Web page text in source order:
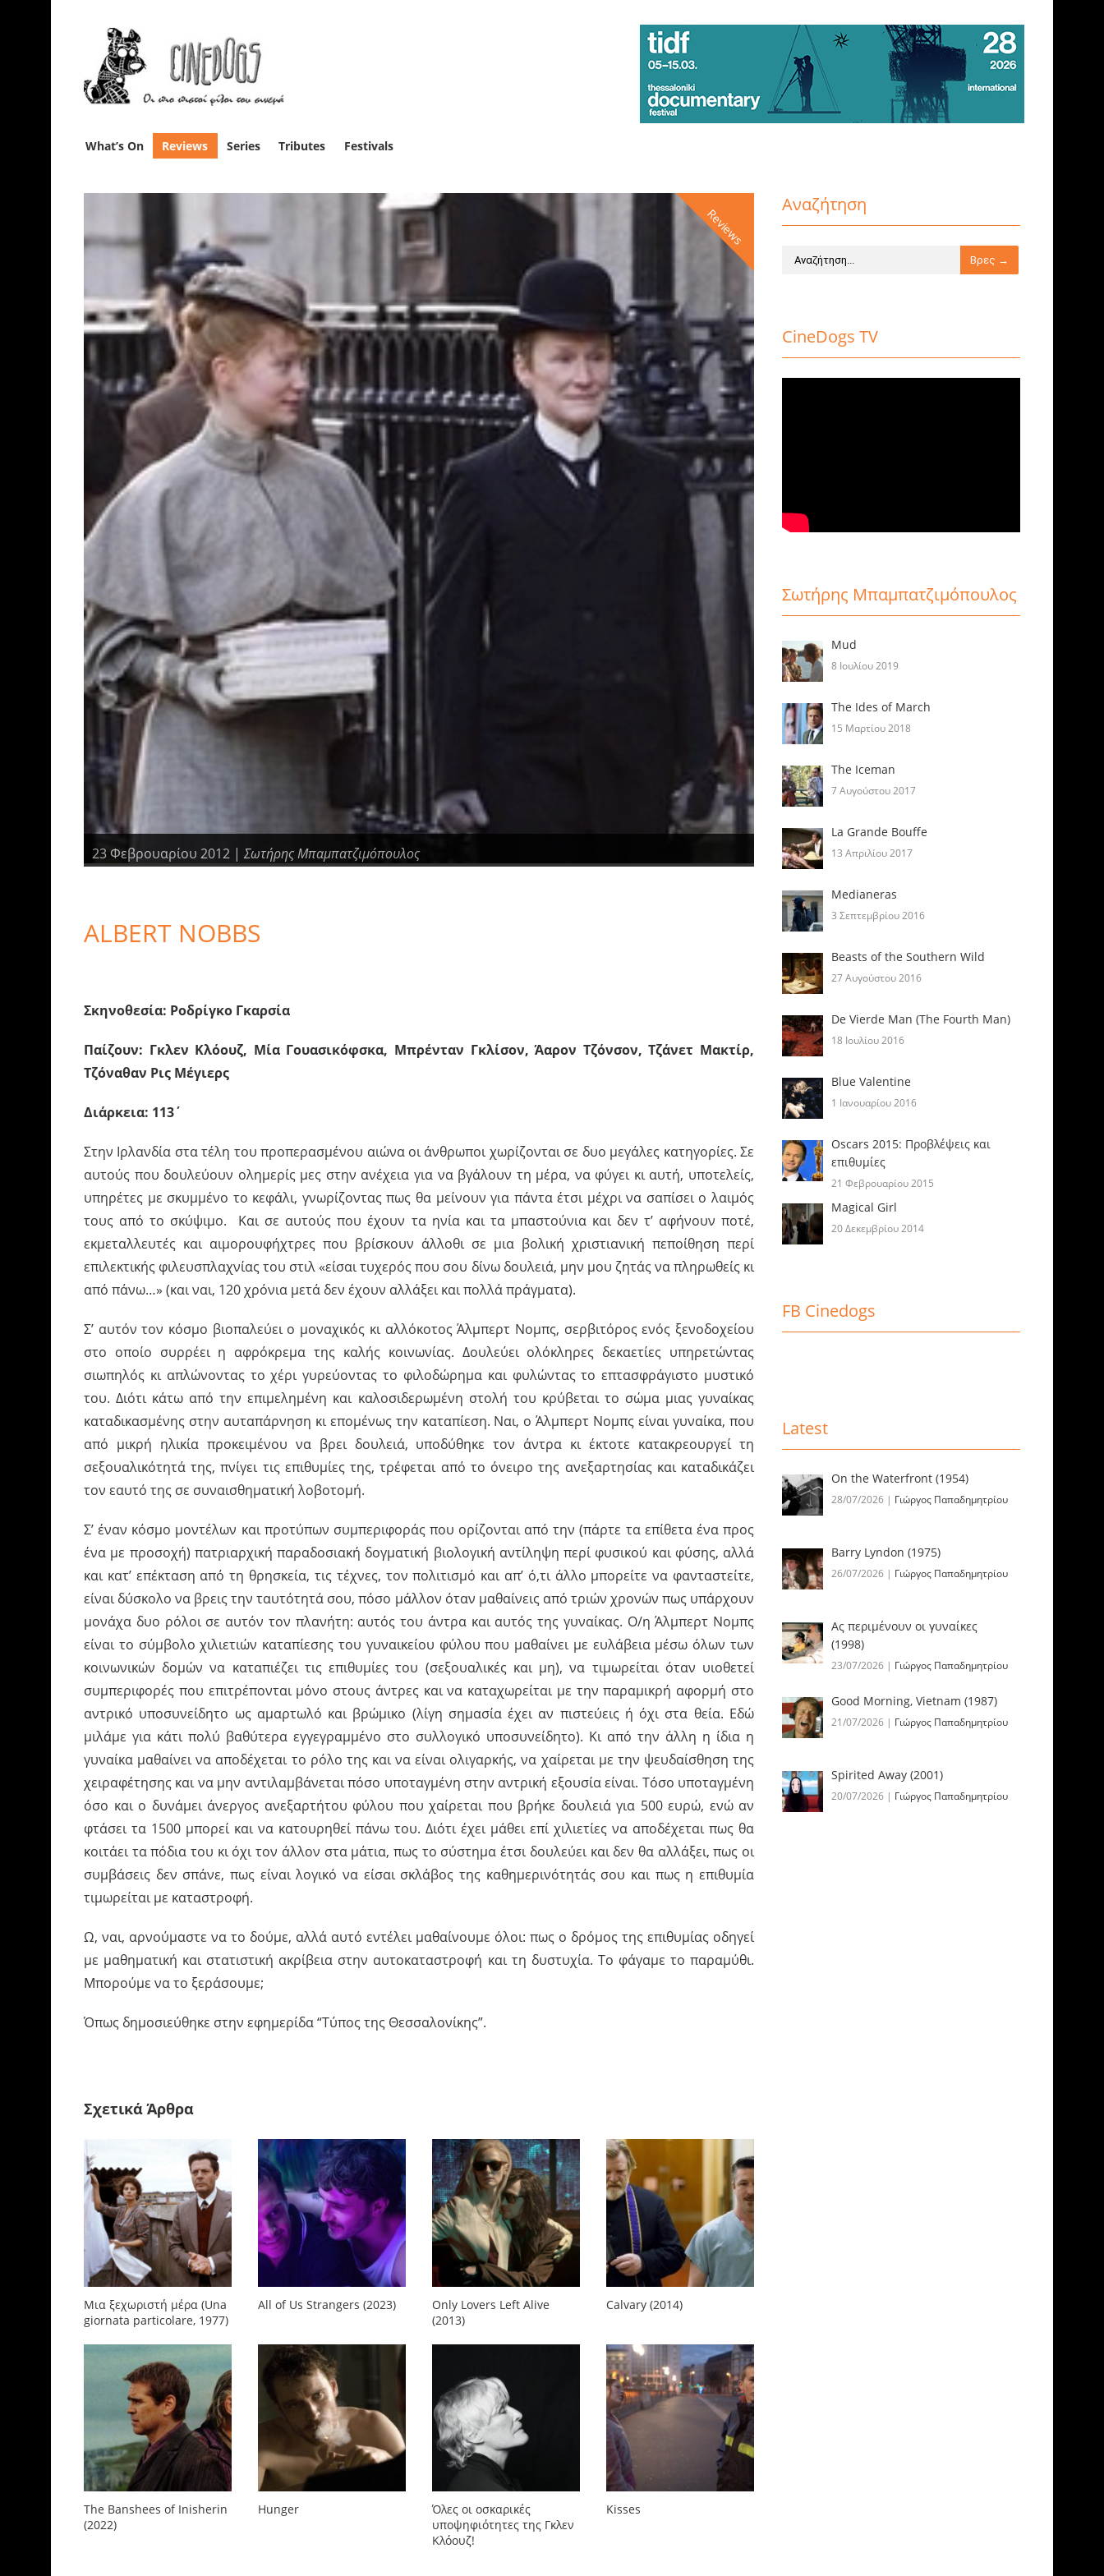
What’s On Reviews Series Tributes Festivals
Reviews
23 Φεβρουαρίου 2012 | Σωτήρης Μπαμπατζιμόπουλος
ALBERT NOBBS
Σκηνοθεσία: Ροδρίγκο Γκαρσία
Παίζουν: Γκλεν Κλόουζ, Μία Γουασικόφσκα, Μπρένταν Γκλίσον, Άαρον Τζόνσον, Τζάνετ Μακτίρ,
Τζόναθαν Ρις Μέγιερς
Διάρκεια: 113΄
Στην Ιρλανδία στα τέλη του προπερασμένου αιώνα οι άνθρωποι χωρίζονται σε δυο μεγάλες κατηγορίες. Σε
αυτούς που δουλεύουν ολημερίς μες στην ανέχεια για να βγάλουν τη μέρα, να φύγει κι αυτή, υποτελείς,
υπηρέτες με σκυμμένο το κεφάλι, γνωρίζοντας πως θα μείνουν για πάντα έτσι μέχρι να σαπίσει ο λαιμός
τους από το σκύψιμο. Και σε αυτούς που έχουν τα ηνία και τα μπαστούνια και δεν τ’ αφήνουν ποτέ,
εκμεταλλευτές και αιμορουφήχτρες που βρίσκουν άλλοθι σε μια βολική χριστιανική πεποίθηση περί
επιλεκτικής φιλευσπλαχνίας του στιλ «είσαι τυχερός που σου δίνω δουλειά, μην μου ζητάς να πληρωθείς κι
από πάνω…» (και ναι, 120 χρόνια μετά δεν έχουν αλλάξει και πολλά πράγματα).
Σ’ αυτόν τον κόσμο βιοπαλεύει ο μοναχικός κι αλλόκοτος Άλμπερτ Νομπς, σερβιτόρος ενός ξενοδοχείου
στο οποίο συρρέει η αφρόκρεμα της καλής κοινωνίας. Δουλεύει ολόκληρες δεκαετίες υπηρετώντας
σιωπηλός κι απλώνοντας το χέρι γυρεύοντας το φιλοδώρημα και φυλώντας το επτασφράγιστο μυστικό
του. Διότι κάτω από την επιμελημένη και καλοσιδερωμένη στολή του κρύβεται το σώμα μιας γυναίκας
καταδικασμένης στην αυταπάρνηση κι επομένως την καταπίεση. Ναι, ο Άλμπερτ Νομπς είναι γυναίκα, που
από μικρή ηλικία προκειμένου να βρει δουλειά, υποδύθηκε τον άντρα κι έκτοτε κατακρεουργεί τη
σεξουαλικότητά της, πνίγει τις επιθυμίες της, τρέφεται από το όνειρο της ανεξαρτησίας και καταδικάζει
τον εαυτό της σε συναισθηματική λοβοτομή.
Σ’ έναν κόσμο μοντέλων και προτύπων συμπεριφοράς που ορίζονται από την (πάρτε τα επίθετα ένα προς
ένα με προσοχή) πατριαρχική παραδοσιακή δογματική βιολογική αντίληψη περί φυσικού και φύσης, αλλά
και κατ’ επέκταση από τη θρησκεία, τις τέχνες, τον πολιτισμό και απ’ ό,τι άλλο μπορείτε να φανταστείτε,
είναι δύσκολο να βρεις την ταυτότητά σου, πόσο μάλλον όταν μαθαίνεις από τριών χρονών πως υπάρχουν
μονάχα δυο ρόλοι σε αυτόν τον πλανήτη: αυτός του άντρα και αυτός της γυναίκας. Ο/η Άλμπερτ Νομπς
είναι το σύμβολο χιλιετιών καταπίεσης του γυναικείου φύλου που μαθαίνει με ευλάβεια μέσω όλων των
κοινωνικών δομών να καταπιέζει τις επιθυμίες του (σεξουαλικές και μη), να τιμωρείται όταν υιοθετεί
συμπεριφορές που επιτρέπονται μόνο στους άντρες και να καταχωρείται με την παραμικρή αφορμή στο
αντρικό υποσυνείδητο ως αμαρτωλό και βρώμικο (λίγη σημασία έχει αν πιστεύεις ή όχι στα θεία. Εδώ
μιλάμε για κάτι πολύ βαθύτερα εγγεγραμμένο στο συλλογικό υποσυνείδητο). Κι από την άλλη η ίδια η
γυναίκα μαθαίνει να αποδέχεται το ρόλο της και να είναι ολιγαρκής, να χαίρεται με την ψευδαίσθηση της
χειραφέτησης και να μην αντιλαμβάνεται πόσο υποταγμένη στην αντρική εξουσία είναι. Τόσο υποταγμένη
όσο και ο δυνάμει άνεργος ανεξαρτήτου φύλου που χαίρεται που βρήκε δουλειά για 500 ευρώ, ενώ αν
φτάσει τα 1500 μπορεί και να κατουρηθεί πάνω του. Διότι έχει μάθει επί χιλιετίες να αποδέχεται πως θα
κοιτάει τα πόδια του κι όχι τον άλλον στα μάτια, πως το σύστημα έτσι δουλεύει και δεν θα αλλάξει, πως οι
συμβάσεις δεν σπάνε, πως είναι λογικό να είσαι σκλάβος της καθημερινότητάς σου και πως η επιθυμία
τιμωρείται με καταστροφή.
Ω, ναι, αρνούμαστε να το δούμε, αλλά αυτό εντέλει μαθαίνουμε όλοι: πως ο δρόμος της επιθυμίας οδηγεί
με μαθηματική και στατιστική ακρίβεια στην αυτοκαταστροφή και τη δυστυχία. Το φάγαμε το παραμύθι.
Μπορούμε να το ξεράσουμε;
Όπως δημοσιεύθηκε στην εφημερίδα“Τύπος της Θεσσαλονίκης”.
Σχετικά Άρθρα
Mια ξεχωριστή μέρα (Una
giornata particolare, 1977)
All of Us Strangers (2023)
Only Lovers Left Alive
(2013)
Calvary (2014)
The Banshees of Inisherin
(2022)
Hunger
Όλες οι οσκαρικές
υποψηφιότητες της Γκλεν
Κλόουζ!
Kisses
Αναζήτηση
CineDogs TV
Σωτήρης Μπαμπατζιμόπουλος
Mud
8 Ιουλίου 2019
The Ides of March
15 Μαρτίου 2018
The Iceman
7 Αυγούστου 2017
La Grande Bouffe
13 Απριλίου 2017
Medianeras
3 Σεπτεμβρίου 2016
Beasts of the Southern Wild
27 Αυγούστου 2016
De Vierde Man (The Fourth Man)
18 Ιουλίου 2016
Blue Valentine
1 Ιανουαρίου 2016
Oscars 2015: Προβλέψεις και
επιθυμίες
21 Φεβρουαρίου 2015
Magical Girl
20 Δεκεμβρίου 2014
FB Cinedogs
Latest
On the Waterfront (1954)
28/07/2026 | Γιώργος Παπαδημητρίου
Barry Lyndon (1975)
26/07/2026 | Γιώργος Παπαδημητρίου
Ας περιμένουν οι γυναίκες
(1998)
23/07/2026 | Γιώργος Παπαδημητρίου
Good Morning, Vietnam (1987)
21/07/2026 | Γιώργος Παπαδημητρίου
Spirited Away (2001)
20/07/2026 | Γιώργος Παπαδημητρίου